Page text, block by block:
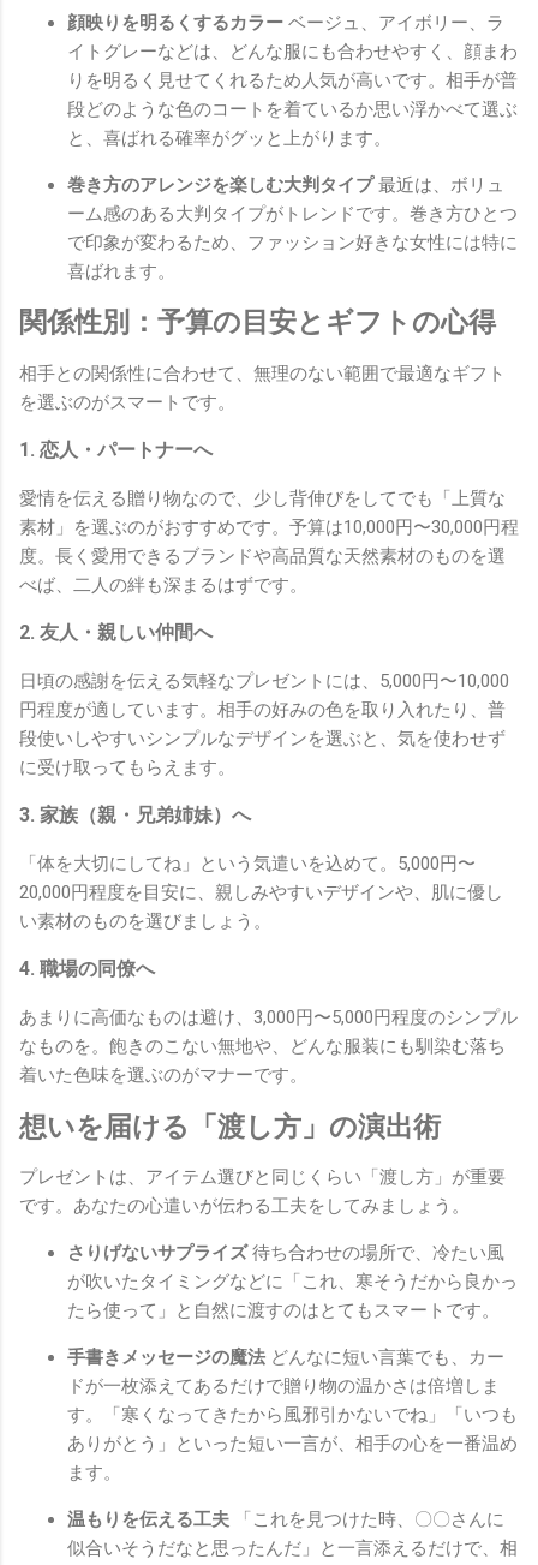
顔映りを明るくするカラー ベージュ、アイボリー、ラ
イトグレーなどは、どんな服にも合わせやすく、顔まわ
りを明るく見せてくれるため人気が高いです。相手が普
段どのような色のコートを着ているか思い浮かべて選ぶ
と、喜ばれる確率がグッと上がります。
巻き方のアレンジを楽しむ大判タイプ最近は、ボリュ
ーム感のある大判タイプがトレンドです。巻き方ひとつ
で印象が変わるため、ファッション好きな女性には特に
喜ばれます。
関係性別：予算の目安とギフトの心得
相手との関係性に合わせて、無理のない範囲で最適なギフト
を選ぶのがスマートです。
1. 恋人・パートナーへ
愛情を伝える贈り物なので、少し背伸びをしてでも「上質な
素材」を選ぶのがおすすめです。予算は10,000円〜30,000円程
度。長く愛用できるブランドや高品質な天然素材のものを選
べば、二人の絆も深まるはずです。
2. 友人・親しい仲間へ
日頃の感謝を伝える気軽なプレゼントには、5,000円〜10,000
円程度が適しています。相手の好みの色を取り入れたり、普
段使いしやすいシンプルなデザインを選ぶと、気を使わせず
に受け取ってもらえます。
3. 家族（親・兄弟姉妹）へ
「体を大切にしてね」という気遣いを込めて。5,000円〜
20,000円程度を目安に、親しみやすいデザインや、肌に優し
い素材のものを選びましょう。
4. 職場の同僚へ
あまりに高価なものは避け、3,000円〜5,000円程度のシンプル
なものを。飽きのこない無地や、どんな服装にも馴染む落ち
着いた色味を選ぶのがマナーです。
想いを届ける「渡し方」の演出術
プレゼントは、アイテム選びと同じくらい「渡し方」が重要
です。あなたの心遣いが伝わる工夫をしてみましょう。
さりげないサプライズ待ち合わせの場所で、冷たい風
が吹いたタイミングなどに「これ、寒そうだから良かっ
たら使って」と自然に渡すのはとてもスマートです。
手書きメッセージの魔法 どんなに短い言葉でも、カー
ドが一枚添えてあるだけで贈り物の温かさは倍増しま
す。「寒くなってきたから風邪引かないでね」「いつも
ありがとう」といった短い一言が、相手の心を一番温め
ます。
温もりを伝える工夫 「これを見つけた時、〇〇さんに
似合いそうだなと思ったんだ」と一言添えるだけで、相